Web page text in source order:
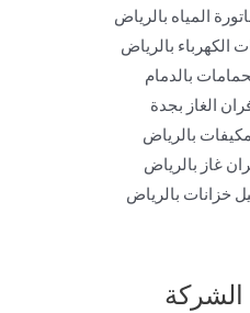
المياه بالرياض
بالرياض
بالدمام
الغاز بجدة
بالرياض
غاز بالرياض
خزانات بالرياض